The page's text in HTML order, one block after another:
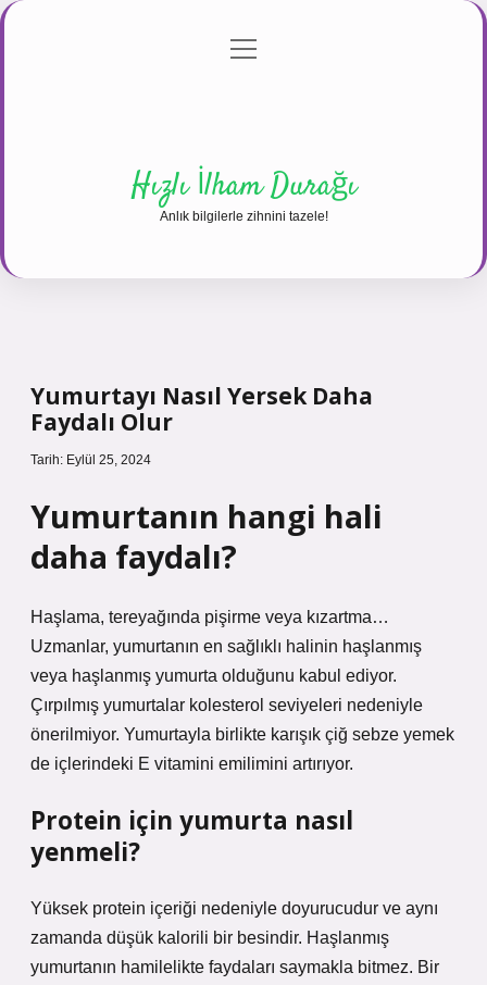
Gizlilik Politikası
menüyü
Hızlı İlham Durağı
Anlık bilgilerle zihnini tazele!
Yumurtayı Nasıl Yersek Daha
Faydalı Olur
Tarih: Eylül 25, 2024
Yumurtanın hangi hali
daha faydalı?
Haşlama, tereyağında pişirme veya kızartma…
Uzmanlar, yumurtanın en sağlıklı halinin haşlanmış
veya haşlanmış yumurta olduğunu kabul ediyor.
Çırpılmış yumurtalar kolesterol seviyeleri nedeniyle
önerilmiyor. Yumurtayla birlikte karışık çiğ sebze yemek
de içlerindeki E vitamini emilimini artırıyor.
Protein için yumurta nasıl
yenmeli?
Yüksek protein içeriği nedeniyle doyurucudur ve aynı
zamanda düşük kalorili bir besindir. Haşlanmış
yumurtanın hamilelikte faydaları saymakla bitmez. Bir